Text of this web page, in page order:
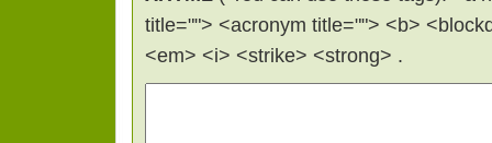
title=""> <acronym title=""> <b>
<em> <i> <strike> <strong> .